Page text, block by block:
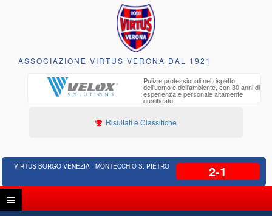
ASSOCIAZIONE VIRTUS VERONA DAL 1921
Pulizie professionali nel rispetto
dell'uomo e dell'ambiente, con 30 anni di
esperienza e personale altamente
qualificato
Risultati e Classifiche
VIRTUS BORGO VENEZIA - MONTECCHIO S. PIETRO 2-1